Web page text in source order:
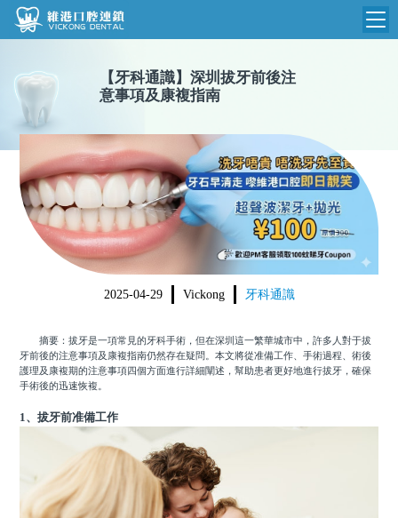
維港首頁
品牌介紹
環境設備
醫院新聞
收費標準
N
收費總表
植牙收費
根管收費
美學收費
箍牙收費
醫生團隊
門診時間
【 牙科通識】 深圳拔牙前後注
意事項及康複指南
2025-04-29 Vickong 牙科通識
摘要：拔牙是一項常見的牙科手術，但在深圳這一繁華城市中，許多人對于拔
牙前後的注意事項及康複指南仍然存在疑問。本文將從准備工作、手術過程、術後
護理及康複期的注意事項四個方面進行詳細闡述，幫助患者更好地進行拔牙，確保
手術後的迅速恢複。
1、拔牙前准備工作